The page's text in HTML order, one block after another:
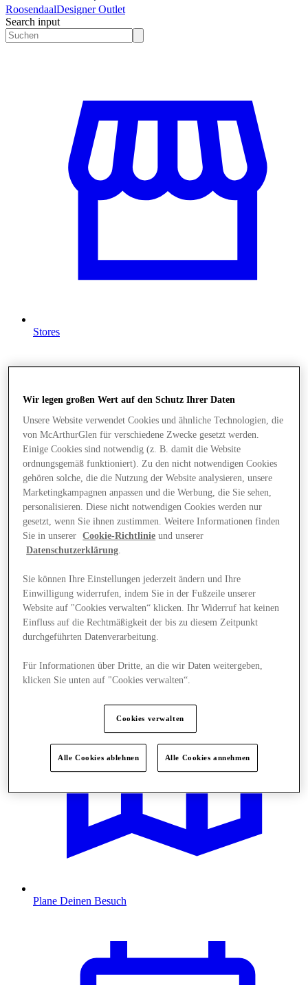
RoosendaalDesigner Outlet
Search input
Stores
Angebote
Plane Deinen Besuch
Wir legen großen Wert auf den Schutz Ihrer Daten
Unsere Website verwendet Cookies und ähnliche Technologien, die
von McArthurGlen für verschiedene Zwecke gesetzt werden.
Einige Cookies sind notwendig (z. B. damit die Website
ordnungsgemäß funktioniert). Zu den nicht notwendigen Cookies
gehören solche, die die Nutzung der Website analysieren, unsere
Marketingkampagnen anpassen und die Werbung, die Sie sehen,
personalisieren. Diese nicht notwendigen Cookies werden nur
gesetzt, wenn Sie ihnen zustimmen. Weitere Informationen finden
Sie in unserer
Cookie-Richtlinie und unserer
Datenschutzerklärung.
Sie können Ihre Einstellungen jederzeit ändern und Ihre
Einwilligung widerrufen, indem Sie in der Fußzeile unserer
Website auf "Cookies verwalten“ klicken. Ihr Widerruf hat keinen
Einfluss auf die Rechtmäßigkeit der bis zu diesem Zeitpunkt
durchgeführten Datenverarbeitung.
Für Informationen über Dritte, an die wir Daten weitergeben,
klicken Sie unten auf "Cookies verwalten“.
Cookies verwalten
Alle Cookies ablehnen Alle Cookies annehmen